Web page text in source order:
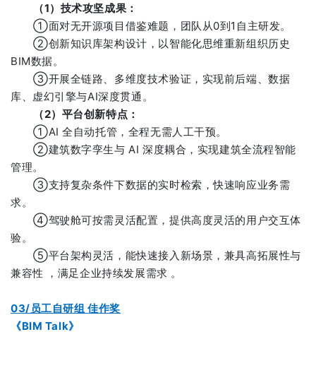
（1）技术攻坚成果：
①面对无开源项目借鉴难题，团队从0到1自主研发。
②创新知识库架构设计，以智能化思维重新组织历史
BIM数据。
③开展全链路、多维度技术验证，实现前后端、数据
库、虚幻引擎与AI深度贯通。
（2）平台创新特点：
①AI 全自动托管，全程无需人工干预。
②建筑数字孪生与 AI 深度耦合，实现建筑全流程智能
管理。
③支持复杂条件下数据的实时检索，快速响应业务需
求。
④驾驶舱可按需灵活配置，提供高度灵活的用户交互体
验。
⑤平台架构灵活，能快速接入新场景，兼具高拓展性与
兼容性 ，满足企业持续发展需求 。
03/员工自研组 佳作奖
《BIM Talk》